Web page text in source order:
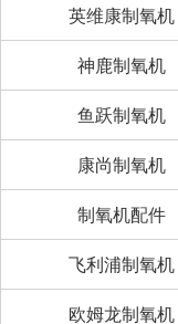
英维康制氧机
神鹿制氧机
鱼跃制氧机
康尚制氧机
制氧机配件
飞利浦制氧机
欧姆龙制氧机